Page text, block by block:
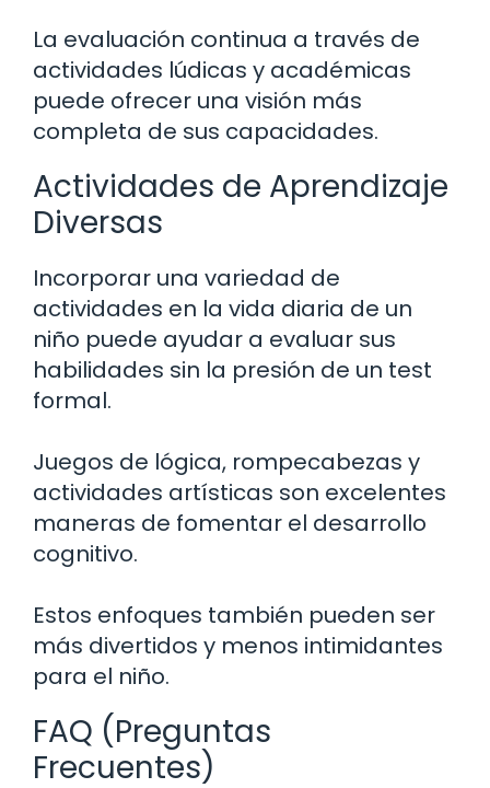
La evaluación continua a través de
actividades lúdicas y académicas
puede ofrecer una visión más
completa de sus capacidades.
Actividades de Aprendizaje
Diversas
Incorporar una variedad de
actividades en la vida diaria de un
niño puede ayudar a evaluar sus
habilidades sin la presión de un test
formal.
Juegos de lógica, rompecabezas y
actividades artísticas son excelentes
maneras de fomentar el desarrollo
cognitivo.
Estos enfoques también pueden ser
más divertidos y menos intimidantes
para el niño.
FAQ (Preguntas
Frecuentes)